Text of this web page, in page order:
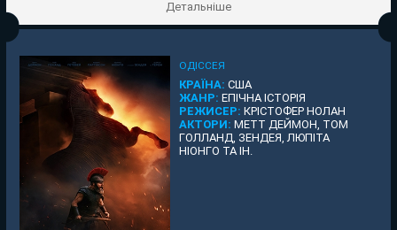
Детальніше
ОДІССЕЯ
КРАЇНА: США
ЖАНР: ЕПІЧНА ІСТОРІЯ
РЕЖИСЕР: КРІСТОФЕР НОЛАН
АКТОРИ: МЕТТ ДЕЙМОН, ТОМ
ГОЛЛАНД, ЗЕНДЕЯ, ЛЮПІТА
НІОНГО ТА ІН.